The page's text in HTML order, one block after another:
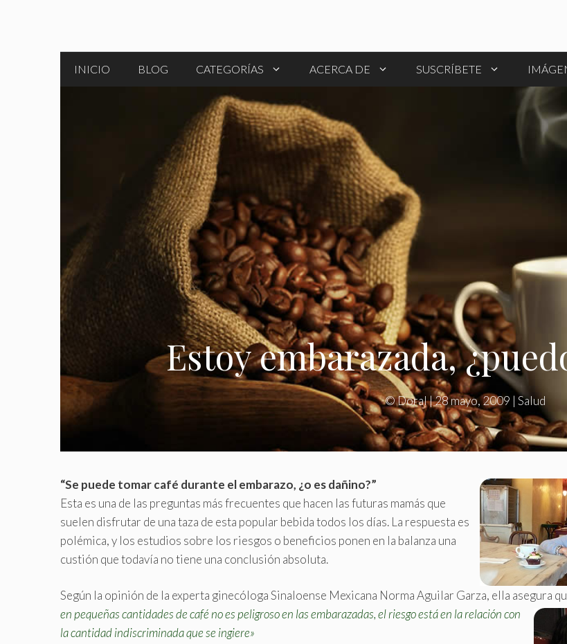
INICIO BLOG CATEGORÍAS ACERCA DE SUSCRÍBETE
Estoy embarazada,
©Doral|28 mayo, 2009 | Salud
“Se puede tomar café durante el embarazo, ¿o es dañino?”
Esta es una de las preguntas más frecuentes que hacen las futuras mamás que
suelen disfrutar de una taza de esta popular bebida todos los días. La respuesta es
polémica, y los estudios sobre los riesgos o beneficios ponen en la balanza una
custión que todavía no tiene una conclusión absoluta.
Según la opinión de la experta ginecóloga Sinaloense Mexicana Norma Aguilar Garza, ella asegura
en pequeñas cantidades de café no es peligroso en las embarazadas, el riesgo está en la relación con
la cantidad indiscriminada que se ingiere»